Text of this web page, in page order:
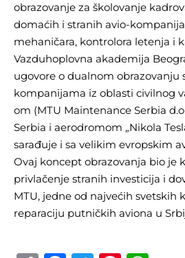
obrazovanje za školovanje
domaćih i stranih avio-
mehaničara, kontrolora letenja i
Vazduhoplovna akademija
ugovore o dualnom obrazovanju
kompanijama iz oblasti civilnog
om (MTU Maintenance Serbia
Serbia i aerodromom „Nikola
sarađuje i sa velikim evropskim
Ovaj koncept obrazovanja bio je
privlačenje stranih investicija i
MTU, jedne od najvećih svetskih
reparaciju putničkih aviona u